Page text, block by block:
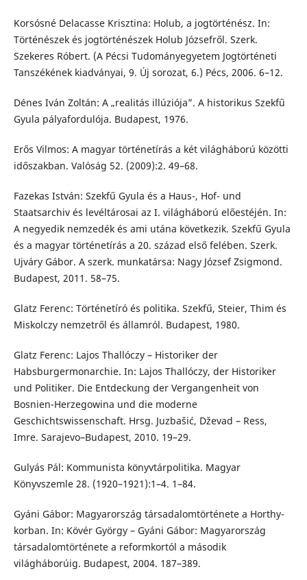
Korsósné Delacasse Krisztina: Holub, a jogtörténész. In:
Történészek és jogtörténészek Holub Józsefről. Szerk.
Szekeres Róbert. (A Pécsi Tudományegyetem Jogtörténeti
Tanszékének kiadványai, 9. Új sorozat, 6.) Pécs, 2006. 6–12.
Dénes Iván Zoltán: A „realitás illúziója”. A historikus Szekfű
Gyula pályafordulója. Budapest, 1976.
Erős Vilmos: A magyar történetírás a két világháború közötti
időszakban. Valóság 52. (2009):2. 49–68.
Fazekas István: Szekfű Gyula és a Haus-, Hof- und
Staatsarchiv és levéltárosai az I. világháború előestéjén. In:
A negyedik nemzedék és ami utána következik. Szekfű Gyula
és a magyar történetírás a 20. század első felében. Szerk.
Ujváry Gábor. A szerk. munkatársa: Nagy József Zsigmond.
Budapest, 2011. 58–75.
Glatz Ferenc: Történetíró és politika. Szekfű, Steier, Thim és
Miskolczy nemzetről és államról. Budapest, 1980.
Glatz Ferenc: Lajos Thallóczy – Historiker der
Habsburgermonarchie. In: Lajos Thallóczy, der Historiker
und Politiker. Die Entdeckung der Vergangenheit von
Bosnien-Herzegowina und die moderne
Geschichtswissenschaft. Hrsg. Juzbašić, Dževad – Ress,
Imre. Sarajevo–Budapest, 2010. 19–29.
Gulyás Pál: Kommunista könyvtárpolitika. Magyar
Könyvszemle 28. (1920–1921):1–4. 1–84.
Gyáni Gábor: Magyarország társadalomtörténete a Horthy-
korban. In: Kövér György – Gyáni Gábor: Magyarország
társadalomtörténete a reformkortól a második
világháborúig. Budapest, 2004. 187–389.